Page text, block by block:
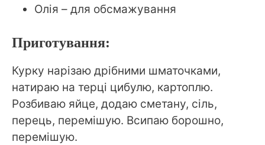
Олія – для обсмажування
Приготування:
Курку нарізаю дрібними шматочками,
натираю на терці цибулю, картоплю.
Розбиваю яйце, додаю сметану, сіль,
перець, перемішую. Всипаю борошно,
перемішую.